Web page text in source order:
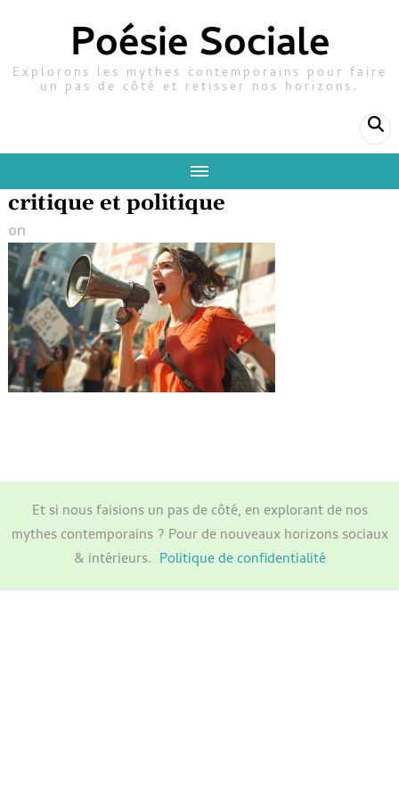
Poésie Sociale
Explorons les mythes contemporains pour faire
un pas de côté et retisser nos horizons.
critique et politique
on
Et si nous faisions un pas de côté, en explorant de nos
mythes contemporains ? Pour de nouveaux horizons sociaux
& intérieurs. Politique de confidentialité